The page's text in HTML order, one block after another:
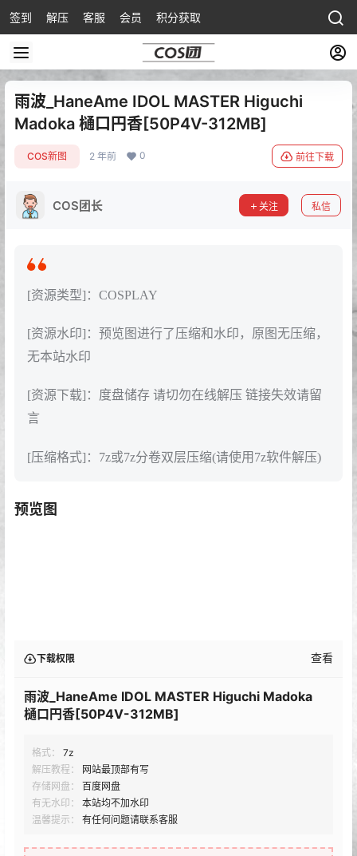
签到 解压 客服 会员 积分获取
雨波_HaneAme IDOL MASTER Higuchi
Madoka 樋口円香[50P4V-312MB]
COS新图 2 年前 0 前往下载
COS团长 关注 私信
[资源类型]：COSPLAY
[资源水印]：预览图进行了压缩和水印，原图无压缩，
无本站水印
[资源下载]：度盘储存 请切勿在线解压 链接失效请留
言
[压缩格式]：7z或7z分卷双层压缩(请使用7z软件解压)
预览图
下载权限 查看
雨波_HaneAme IDOL MASTER Higuchi Madoka
樋口円香[50P4V-312MB]
格式：
7z
解压教程：
网站最顶部有写
存储网盘：
百度网盘
有无水印：
本站均不加水印
温馨提示：
有任何问题请联系客服